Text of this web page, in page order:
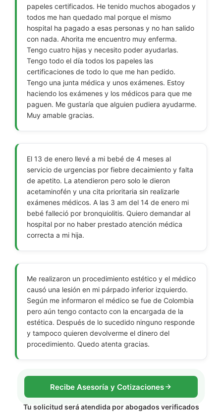
papeles certificados. He tenido muchos abogados y
todos me han quedado mal porque el mismo
hospital ha pagado a esas personas y no han salido
con nada. Ahorita me encuentro muy enferma.
Tengo cuatro hijas y necesito poder ayudarlas.
Tengo todo el día todos los papeles las
certificaciones de todo lo que me han pedido.
Tengo una junta médica y unos exámenes. Estoy
haciendo los exámenes y los médicos para que me
paguen. Me gustaría que alguien pudiera ayudarme.
Muy amable gracias.
El 13 de enero llevé a mi bebé de 4 meses al
servicio de urgencias por fiebre decaimiento y falta
de apetito. La atendieron pero solo le dieron
acetaminofén y una cita prioritaria sin realizarle
exámenes médicos. A las 3 am del 14 de enero mi
bebé falleció por bronquiolitis. Quiero demandar al
hospital por no haber prestado atención médica
correcta a mi hija.
Me realizaron un procedimiento estético y el médico
causó una lesión en mi párpado inferior izquierdo.
Según me informaron el médico se fue de Colombia
pero aún tengo contacto con la encargada de la
estética. Después de lo sucedido ninguno responde
y tampoco quieren devolverme el dinero del
procedimiento. Quedo atenta gracias.
Recibe Asesoría y Cotizaciones
Tu solicitud será atendida por abogados verificados